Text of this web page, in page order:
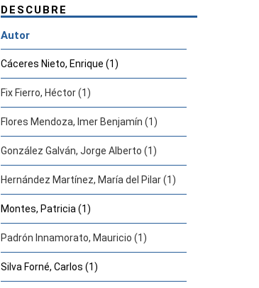
DESCUBRE
Autor
Cáceres Nieto, Enrique (1)
Fix Fierro, Héctor (1)
Flores Mendoza, Imer Benjamín (1)
González Galván, Jorge Alberto (1)
Hernández Martínez, María del Pilar (1)
Montes, Patricia (1)
Padrón Innamorato, Mauricio (1)
Silva Forné, Carlos (1)